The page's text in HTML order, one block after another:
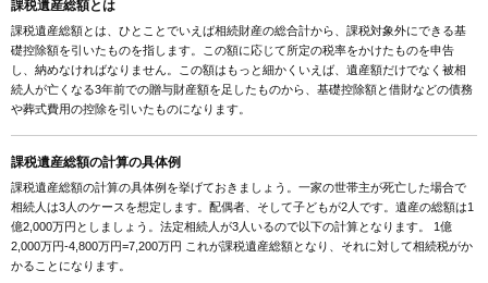
課税遺産総額とは
課税遺産総額とは、ひとことでいえば相続財産の総合計から、課税対象外にできる基
礎控除額を引いたものを指します。この額に応じて所定の税率をかけたものを申告
し、納めなければなりません。この額はもっと細かくいえば、遺産額だけでなく被相
続人が亡くなる3年前での贈与財産額を足したものから、基礎控除額と借財などの債務
や葬式費用の控除を引いたものになります。
課税遺産総額の計算の具体例
課税遺産総額の計算の具体例を挙げておきましょう。一家の世帯主が死亡した場合で
相続人は3人のケースを想定します。配偶者、そして子どもが2人です。遺産の総額は1
億2,000万円としましょう。法定相続人が3人いるので以下の計算となります。 1億
2,000万円-4,800万円=7,200万円 これが課税遺産総額となり、それに対して相続税がか
かることになります。